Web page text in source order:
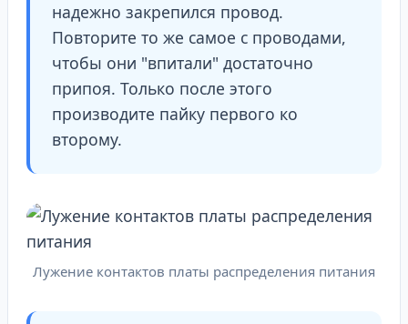
надежно закрепился провод.
Повторите то же самое с проводами,
чтобы они "впитали" достаточно
припоя. Только после этого
производите пайку первого ко
второму.
Лужение контактов платы распределения питания